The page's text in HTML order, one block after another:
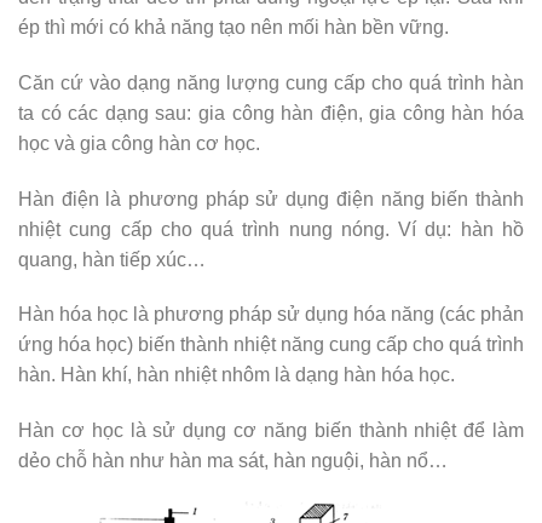
ép thì mới có khả năng tạo nên mối hàn bền vững.
Căn cứ vào dạng năng lượng cung cấp cho quá trình hàn
ta có các dạng sau: gia công hàn điện, gia công hàn hóa
học và gia công hàn cơ học.
Hàn điện là phương pháp sử dụng điện năng biến thành
nhiệt cung cấp cho quá trình nung nóng. Ví dụ: hàn hồ
quang, hàn tiếp xúc…
Hàn hóa học là phương pháp sử dụng hóa năng (các phản
ứng hóa học) biến thành nhiệt năng cung cấp cho quá trình
hàn. Hàn khí, hàn nhiệt nhôm là dạng hàn hóa học.
Hàn cơ học là sử dụng cơ năng biến thành nhiệt để làm
dẻo chỗ hàn như hàn ma sát, hàn nguội, hàn nổ…